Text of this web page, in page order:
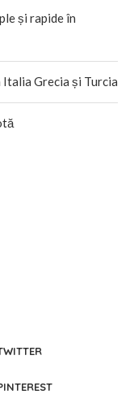
și rapide în
Italia Grecia și Turcia